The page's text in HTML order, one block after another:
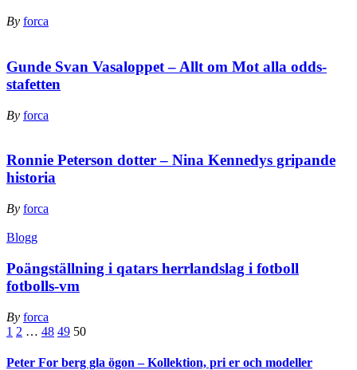
By forca
Gunde Svan Vasaloppet – Allt om Mot alla odds-
stafetten
By forca
Ronnie Peterson dotter – Nina Kennedys gripande
historia
By forca
Blogg
Poängställning i qatars herrlandslag i fotboll
fotbolls-vm
By forca
1 2 … 48 49 50
Peter For berg gla ögon – Kollektion, pri er och modeller